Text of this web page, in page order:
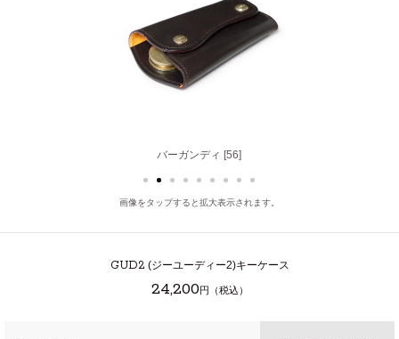
バーガンディ [56]
画像をタップすると拡大表示されます。
GUD2 (ジーユーディー2)キーケース
24,200円（税込）